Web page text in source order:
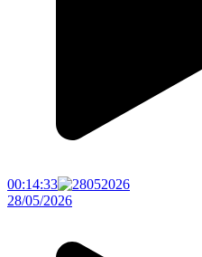
00:14:33
28/05/2026